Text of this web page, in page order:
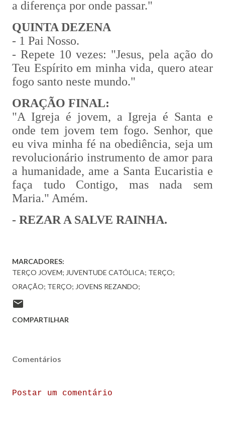
a diferença por onde passar."
QUINTA DEZENA
- 1 Pai Nosso.
- Repete 10 vezes: "Jesus, pela ação do
Teu Espírito em minha vida, quero atear
fogo santo neste mundo."
ORAÇÃO FINAL:
"A Igreja é jovem, a Igreja é Santa e
onde tem jovem tem fogo. Senhor, que
eu viva minha fé na obediência, seja um
revolucionário instrumento de amor para
a humanidade, ame a Santa Eucaristia e
faça tudo Contigo, mas nada sem
Maria." Amém.
- REZAR A SALVE RAINHA.
MARCADORES:
TERÇO JOVEM; JUVENTUDE CATÓLICA; TERÇO;
ORAÇÃO; TERÇO; JOVENS REZANDO;
COMPARTILHAR
Comentários
Postar um comentário